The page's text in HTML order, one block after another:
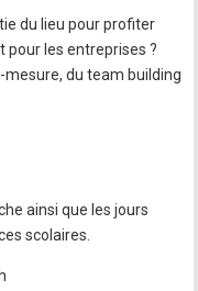
du lieu pour profiter
pour les entreprises ?
du team building
ainsi que les jours
scolaires.